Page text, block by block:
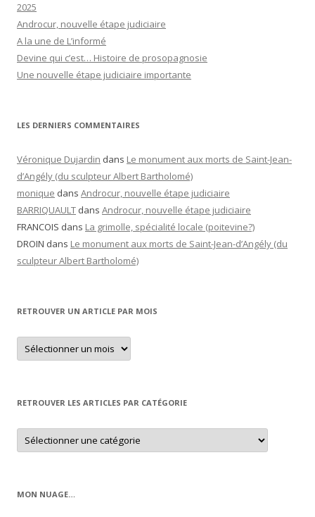
2025
Androcur, nouvelle étape judiciaire
A la une de L’informé
Devine qui c’est… Histoire de prosopagnosie
Une nouvelle étape judiciaire importante
LES DERNIERS COMMENTAIRES
Véronique Dujardin dans Le monument aux morts de Saint-Jean-
d’Angély (du sculpteur Albert Bartholomé)
monique dans Androcur, nouvelle étape judiciaire
BARRIQUAULT dans Androcur, nouvelle étape judiciaire
FRANCOIS dans La grimolle, spécialité locale (poitevine?)
DROIN dans Le monument aux morts de Saint-Jean-d’Angély (du
sculpteur Albert Bartholomé)
RETROUVER UN ARTICLE PAR MOIS
Retrouver
un
article
RETROUVER LES ARTICLES PAR CATÉGORIE
Retrouver
les
articles
MON NUAGE…